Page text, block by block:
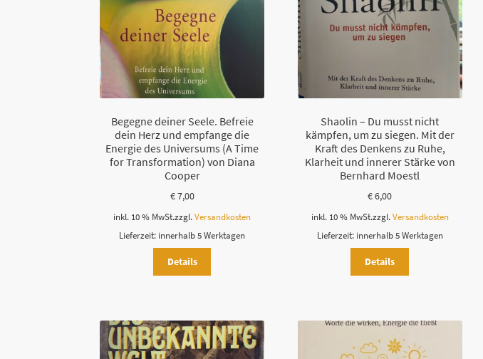
Begegne deiner Seele. Befreie
dein Herz und empfange die
Energie des Universums (A Time
for Transformation) von Diana
Cooper
€7,00
inkl. 10 % MwSt.zzgl.Versandkosten
Lieferzeit: innerhalb 5 Werktagen
Details
Shaolin – Du musst nicht
kämpfen, um zu siegen. Mit der
Kraft des Denkens zu Ruhe,
Klarheit und innerer Stärke von
Bernhard Moestl
€6,00
inkl. 10 % MwSt.zzgl. Versandkosten
Lieferzeit: innerhalb 5 Werktagen
Details